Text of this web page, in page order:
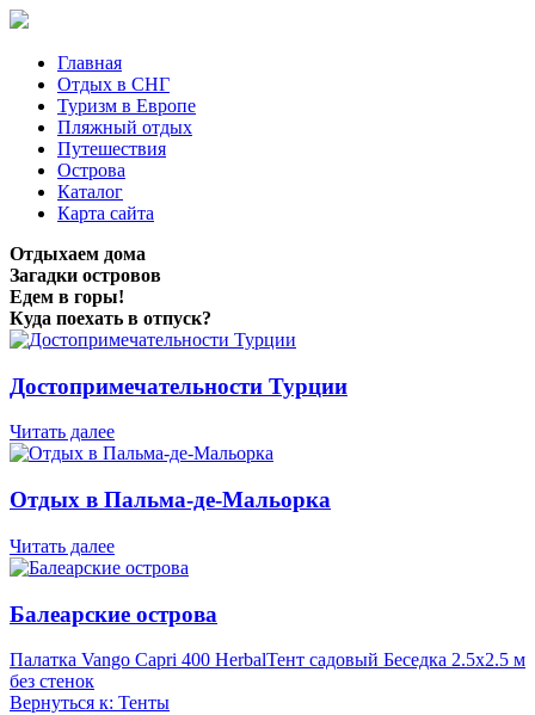
Главная
Отдых в СНГ
Туризм в Европе
Пляжный отдых
Путешествия
Острова
Каталог
Карта сайта
Отдыхаем дома
Загадки островов
Едем в горы!
Куда поехать в отпуск?
Достопримечательности Турции
Читать далее
Отдых в Пальма-де-Мальорка
Читать далее
Балеарские острова
Палатка Vango Capri 400 HerbalТент садовый Беседка 2.5х2.5 м
без стенок
Вернуться к: Тенты